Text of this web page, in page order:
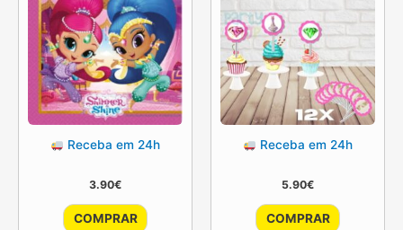
Receba em 24h
3.90€
COMPRAR
Receba em 24h
5.90€
COMPRAR